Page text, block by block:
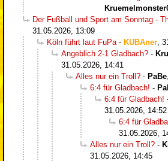
Der Fußball und Sport am Sonntag -
31.05.2026, 13:09
Köln führt laut FuPa - KUBAner
Angeblich 2-1 Gladbach? -
31.05.2026, 14:41
Alles nur ein Troll? - PaBe
6:4 für Gladbach! -
6:4 für Gladbach!
31.05.2026, 14:52
6:4 für
31.05.2026,
Alles nur ein Troll? -
31.05.2026, 14:45